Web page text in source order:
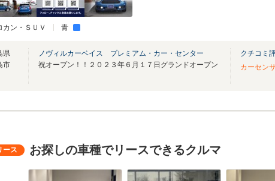
カン・ＳＵＶ 青
県
市
ノヴィルカーベイス プレミアム・カー・センター
祝オープン！！２０２３年６月１７日グランドオープン
クチコミ
カーセン
お探しの車種でリースできるクルマ